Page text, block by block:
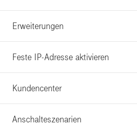
Erweiterungen
Feste IP-Adresse aktivieren
Kundencenter
Anschalteszenarien